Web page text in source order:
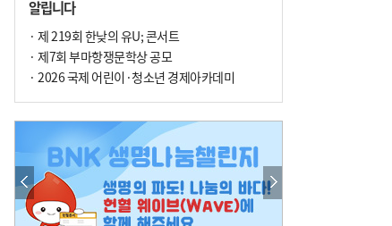
알립니다
· 제 219회 한낮의 유U; 콘서트
· 제7회 부마항쟁문학상 공모
· 2026 국제 어린이·청소년 경제아카데미